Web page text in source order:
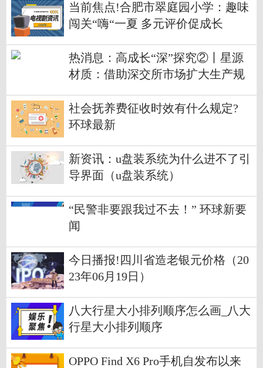
当前焦点!合肥市翠庭园小学：趣味
闯关“嗨“一夏 多元评价促成长
热消息：高成长“深”探究②丨星源
材质：借助深交所市场扩大生产规
社会抚养费征收时效有什么规定?
环球最新
新资讯：u盘装系统为什么进不了引
导界面（u盘装系统）
“民警非要跟我过不去！” 环球新要
闻
今日播报!四川省造老银元价格（20
23年06月19日）
八大行星大小排列顺序怎么画_八大
行星大小排列顺序
OPPO Find X6 Pro手机自发布以来